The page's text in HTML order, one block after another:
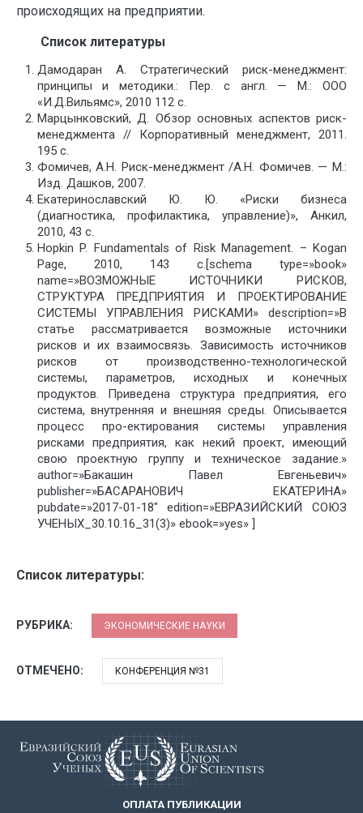
происходящих на предприятии.
Список литературы
Дамодаран А. Стратегический риск-менеджмент:
принципы и методики.: Пер. с англ. — М.: ООО
«И.Д.Вильямс», 2010 112 с.
Марцынковский, Д. Обзор основных аспектов риск-
менеджмента // Корпоративный менеджмент, 2011.
195 с.
Фомичев, А.Н. Риск-менеджмент /А.Н. Фомичев. — М.:
Изд. Дашков, 2007.
Екатеринославский Ю. Ю. «Риски бизнеса
(диагностика, профилактика, управление)», Анкил,
2010, 43 с.
Hopkin P. Fundamentals of Risk Management. – Kogan
Page, 2010, 143 с.[schema type=»book»
name=»ВОЗМОЖНЫЕ ИСТОЧНИКИ РИСКОВ,
СТРУКТУРА ПРЕДПРИЯТИЯ И ПРОЕКТИРОВАНИЕ
СИСТЕМЫ УПРАВЛЕНИЯ РИСКАМИ» description=»В
статье рассматривается возможные источники
рисков и их взаимосвязь. Зависимость источников
рисков от производственно-технологической
системы, параметров, исходных и конечных
продуктов. Приведена структура предприятия, его
система, внутренняя и внешняя среды. Описывается
процесс про-ектирования системы управления
рисками предприятия, как некий проект, имеющий
свою проектную группу и техническое задание.»
author=»Бакашин Павел Евгеньевич»
publisher=»БАСАРАНОВИЧ ЕКАТЕРИНА»
pubdate=»2017-01-18″ edition=»ЕВРАЗИЙСКИЙ СОЮЗ
УЧЕНЫХ_30.10.16_31(3)» ebook=»yes» ]
Список литературы:
РУБРИКА: ЭКОНОМИЧЕСКИЕ НАУКИ
ОТМЕЧЕНО: КОНФЕРЕНЦИЯ №31
ОПЛАТА ПУБЛИКАЦИИ